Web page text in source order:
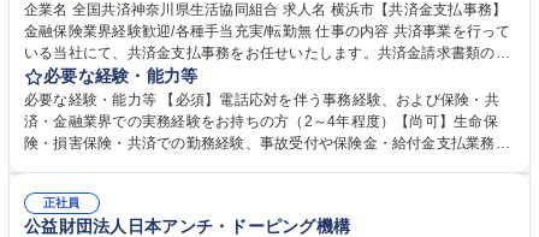
企業名 全国共済神奈川県生活協同組合 求人名 横浜市【共済金支払事務】
金融保険業界経験歓迎/各種手当充実/転勤無 仕事の内容 共済事業を行って
いる当社にて、共済金支払事務をお任せいたします。共済金請求書類の受
付・内容確認・審査・データ入力のほか、加入者様や医療機関等からの問
い合わせ電話対応や書類発送等を担当します。 ■共済金請求書類の受付、
内容確認、および共済金支払に関する審査・事務処理業務全般を担当 ■専
用システムへのデータ入力、各種必要書類の作成・発送作業 ■加入者様や
指定する業務 募集職種 横浜市【共済金支払事務】金融保険業界経験歓迎/
各種手当充実/転勤無
必要な経験・能力等
必要な経験・能力等 【必須】電話応対を伴う事務経験、および保険・共
済・金融業界での実務経験をお持ちの方（2～4年程度）【尚可】生命保
険・損害保険・共済での勤務経験、事故受付や保険金・給付金支払業務経
務へのキャリアチェンジ希望者も大歓迎です！ 学歴・資格 学歴：大学院
大学 高専 短大 専修学校 高校 語学力： 資格：
正社員
公益財団法人日本アンチ・ドーピング機構